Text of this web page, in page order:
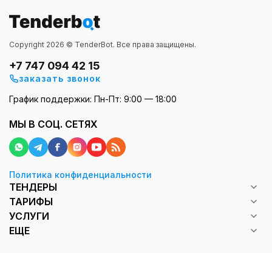
Copyright 2026 © TenderBot. Все права защищены.
+7 747 094 42 15
заказать звонок
График поддержки: Пн-Пт: 9:00 — 18:00
МЫ В СОЦ. СЕТЯХ
Политика конфиденциальности
ТЕНДЕРЫ
ТАРИФЫ
УСЛУГИ
ЕЩЕ